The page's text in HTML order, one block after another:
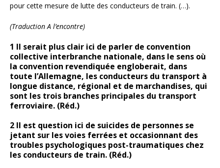
pour cette mesure de lutte des conducteurs de train. (…).
(Traduction A l’encontre)
1 Il serait plus clair ici de parler de convention
collective interbranche nationale, dans le sens où
la convention revendiquée engloberait, dans
toute l’Allemagne, les conducteurs du transport à
longue distance, régional et de marchandises, qui
sont les trois branches principales du transport
ferroviaire. (Réd.)
2 Il est question ici de suicides de personnes se
jetant sur les voies ferrées et occasionnant des
troubles psychologiques post-traumatiques chez
les conducteurs de train. (Réd.)